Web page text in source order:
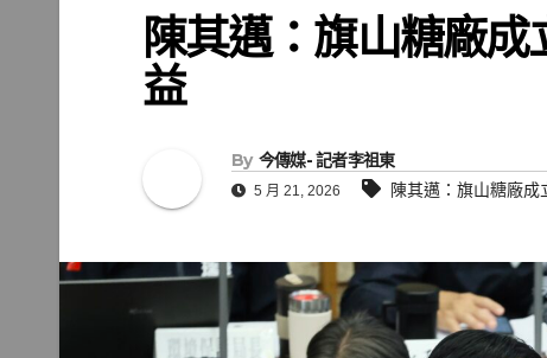
陳其邁：旗山糖廠
益
By 今傳媒- 記者李祖東
5 月 21, 2026 陳其邁：旗山糖廠成